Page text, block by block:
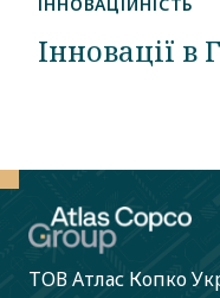
Інновації в
ТОВ Атлас Копко